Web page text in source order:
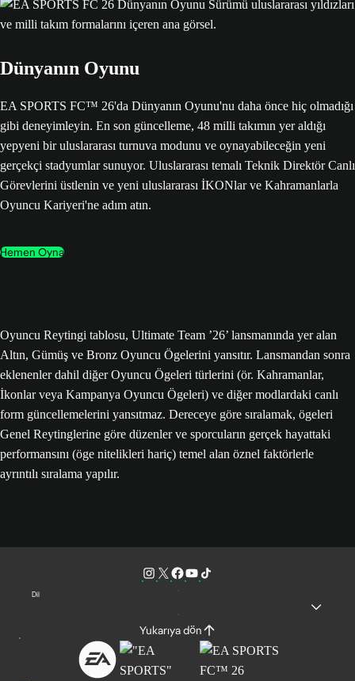
Dünyanın Oyunu
EA SPORTS FC™ 26'da Dünyanın Oyunu'nu daha önce hiç olmadığı
gibi deneyimleyin. En son güncelleme, 48 milli takımın yer aldığı
yepyeni bir uluslararası turnuva modunu ve oynayabileceğin yeni
gerçekçi stadyumlar sunuyor. Uluslararası temalı Teknik Direktör Canlı
Görevlerini üstlenin ve yeni uluslararası İKONlar ve Kahramanlarla
Oyuncu Kariyeri'ne adım atın.
Hemen Oyna
Oyuncu Reytingi tablosu, Ultimate Team ’26’ lansmanında yer alan
Altın, Gümüş ve Bronz Oyuncu Ögelerini yansıtır. Lansmandan sonra
eklenenler dahil diğer Oyuncu Ögeleri türlerini (ör. Kahramanlar,
İkonlar veya Kampanya Oyuncu Ögeleri) ve diğer modlardaki canlı
form güncellemelerini yansıtmaz. Dereceye göre sıralamak, ögeleri
Genel Reytinglerine göre düzenler ve sporcuların gerçek hayattaki
performansını (öge nitelikleri hariç) temel alan öznel faktörlerle
ayrıntılı sıralama yapılır.
Dil
Yukarıya dön